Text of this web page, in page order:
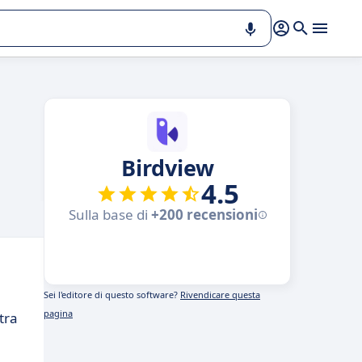
Birdview
4.5
Sulla base di +200 recensioni
Sei l'editore di questo software? Rivendicare questa
pagina